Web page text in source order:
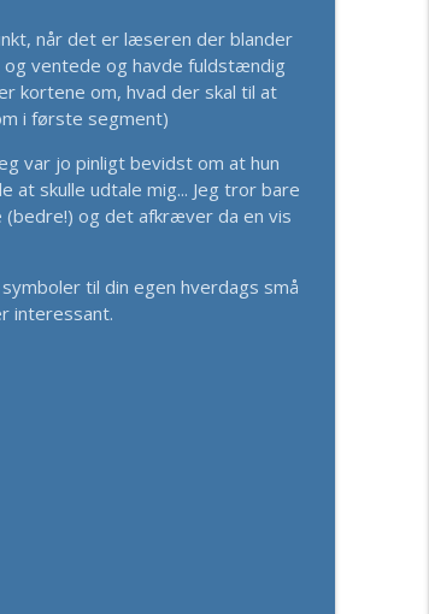
og Mental Støj info_outline
når det er læseren der blander
ventede og havde fuldstændig
kortene om, hvad der skal til at
i første segment)
var jo pinligt bevidst om at hun
skulle udtale mig... Jeg tror bare
(bedre!) og det afkræver da en vis
til din egen hverdags små
interessant.